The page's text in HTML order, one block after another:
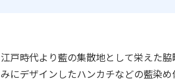
江戸時代より藍の集散地として栄えた
みにデザインしたハンカチなどの藍染め